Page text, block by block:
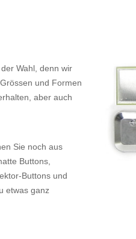
Wahl, denn wir
und Formen
aber auch
Sie noch aus
Buttons,
Buttons und
etwas ganz